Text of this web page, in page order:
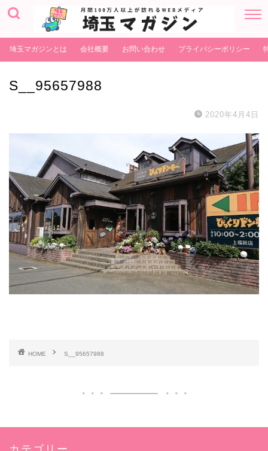
埼玉マガジンとは 会社概要 お問い合わせ プライバシーポリシー
S__95657988
2020年4月4日
HOME S__95657988